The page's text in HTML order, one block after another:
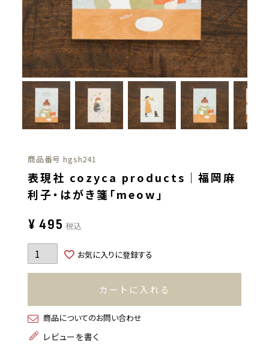
商品番号 hgsh241
表現社 cozyca products｜福岡麻
利子・はがき箋「meow」
¥ 495 税込
お気に入りに登録する
カートに入れる
商品についてのお問い合わせ
レビューを書く